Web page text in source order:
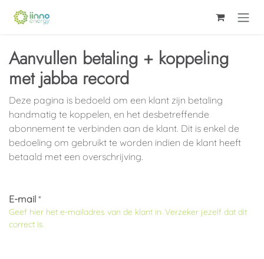
Aanvullen betaling + koppeling
met jabba record
Deze pagina is bedoeld om een klant zijn betaling
handmatig te koppelen, en het desbetreffende
abonnement te verbinden aan de klant. Dit is enkel de
bedoeling om gebruikt te worden indien de klant heeft
betaald met een overschrijving.
E-mail *
Geef hier het e-mailadres van de klant in. Verzeker jezelf dat dit
correct is.